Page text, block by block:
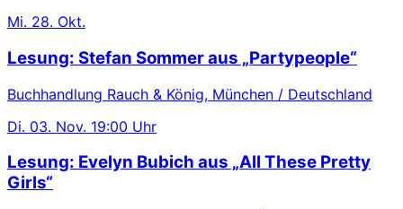
Mi. 28. Okt.
Lesung: Stefan Sommer aus „Partypeople“
Buchhandlung Rauch & König, München / Deutschland
Di. 03. Nov. 19:00 Uhr
Lesung: Evelyn Bubich aus „All These Pretty
Girls“